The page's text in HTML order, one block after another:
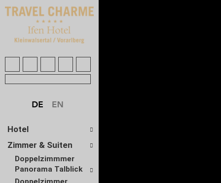
Hotel
Zimmer & Suiten
Doppelzimmmer
Panorama Talblick